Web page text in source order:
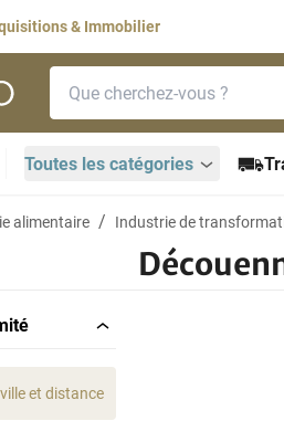
& Immobilier
Toutes les catégories
alimentaire Industrie de
et distance